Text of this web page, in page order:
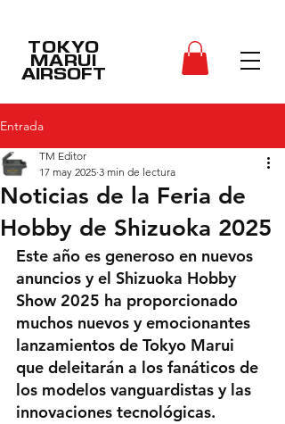
TOKYO
MARUI
AIRSOFT
Entrada
Noticias de la Feria de
Hobby de Shizuoka 2025
TM Editor
17 may 2025 3 min de lectura
Este año es generoso en nuevos
anuncios y el Shizuoka Hobby
Show 2025 ha proporcionado
muchos nuevos y emocionantes
lanzamientos de Tokyo Marui
que deleitarán a los fanáticos de
los modelos vanguardistas y las
innovaciones tecnológicas.